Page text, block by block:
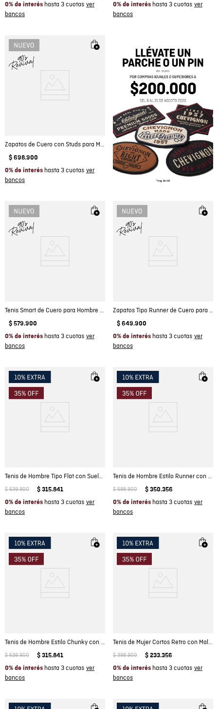
0% de interés hasta 3 cuotas
0% de interés hasta 3 cuotas
Zapatos de Cuero con Studs para Mujer - Colombiamoda
$ 698.900
0% de interés hasta 3 cuotas
Tenis Smart de Cuero para Hombre - Colombiamoda
$ 579.900
0% de interés hasta 3 cuotas
Zapatos Tipo Runner de Cuero para Hombre - Colombiamoda
$ 649.900
0% de interés hasta 3 cuotas
Tenis de Hombre Tipo Flat con Suela EVA Ultraliviana en Cuero Anilina
$ 539.900 $ 315.841
0% de interés hasta 3 cuotas
Tenis de Hombre Estilo Runner con Detalle Reflectivo en Cuero Gamuzado Repelente al Agua
$ 598.900 $ 350.356
0% de interés hasta 3 cuotas
Tenis de Hombre Estilo Chunky con Forros en Cuero y Suela Caqui
$ 539.900 $ 315.841
0% de interés hasta 3 cuotas
Tenis de Mujer Cortos Retro con Malla Efecto Croché en Cuero Anilina
$ 398.900 $ 233.356
0% de interés hasta 3 cuotas